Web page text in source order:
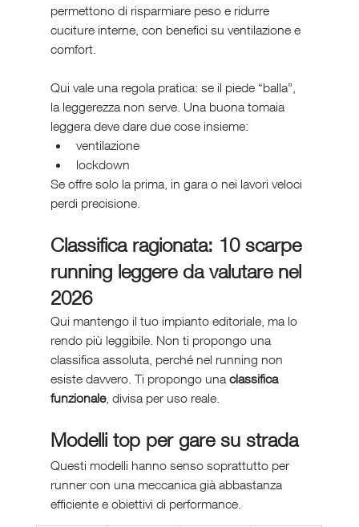
permettono di risparmiare peso e ridurre
cuciture interne, con benefici su ventilazione e
comfort.
Qui vale una regola pratica: se il piede “balla”,
la leggerezza non serve. Una buona tomaia
leggera deve dare due cose insieme:
ventilazione
lockdown
Se offre solo la prima, in gara o nei lavori veloci
perdi precisione.
Classifica ragionata: 10 scarpe
running leggere da valutare nel
2026
Qui mantengo il tuo impianto editoriale, ma lo
rendo più leggibile. Non ti propongo una
classifica assoluta, perché nel running non
esiste davvero. Ti propongo una classifica
funzionale, divisa per uso reale.
Modelli top per gare su strada
Questi modelli hanno senso soprattutto per
runner con una meccanica già abbastanza
efficiente e obiettivi di performance.